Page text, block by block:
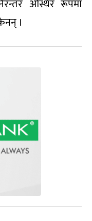
अस्थिर रूपमा
।